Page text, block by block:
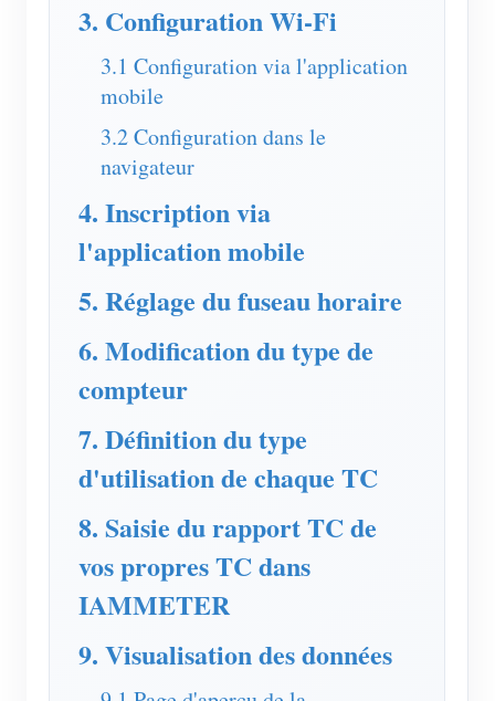
Chargeur EV
Compteur virtuel
Système de prévision et de simulation énergétique
Applications
Moniteur d’énergie pour système solaire PV
Moniteur de consommation électrique
Système de contrôle du chauffage PV
Domotique
Surveillance énergétique d’usine
Boutique
Ressources
Démarrage rapide du produit
Documentation
Vidéo tutorielle
FAQ
Actualités
Blogs
Communauté
Programme contributeur
Centre des contributeurs
Activités IAMMETER
Forum
App Store
Explorer le site
Classement PV
3. Configuration Wi-Fi
3.1 Configuration via l'application
mobile
3.2 Configuration dans le
navigateur
4. Inscription via
l'application mobile
5. Réglage du fuseau horaire
6. Modification du type de
compteur
7. Définition du type
d'utilisation de chaque TC
8. Saisie du rapport TC de
vos propres TC dans
IAMMETER
9. Visualisation des données